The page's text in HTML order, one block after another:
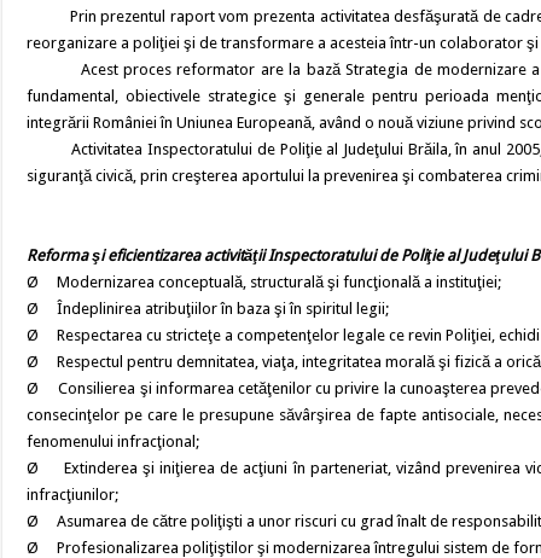
Prin prezentul raport vom prezenta activitatea desfăşurată de
reorganizare a poliţiei şi de transformare a acesteia într-un colaborator
Acest proces reformator are la bază Strategia de modernizare a
fundamental, obiectivele strategice şi generale pentru perioada
integrării României în Uniunea Europeană, având o nouă viziune privind
Activitatea Inspectoratului de Poliţie al Judeţului Brăila, în anul
siguranţă civică, prin creşterea aportului la prevenirea şi combaterea
Reforma şi eficientizarea activităţii Inspectoratului de Poliţie al Judeţului
Ø Modernizarea conceptuală, structurală şi funcţională a instituţiei;
Ø Îndeplinirea atribuţiilor în baza şi în spiritul legii;
Ø Respectarea cu stricteţe a competenţelor legale ce revin Poliţiei,
Ø Respectul pentru demnitatea, viaţa, integritatea morală şi fizică a
Ø Consilierea şi informarea cetăţenilor cu privire la cunoaşterea
consecinţelor pe care le presupune săvârşirea de fapte antisociale,
fenomenului infracţional;
Ø Extinderea şi iniţierea de acţiuni în parteneriat, vizând prevenirea
infracţiunilor;
Ø Asumarea de către poliţişti a unor riscuri cu grad înalt de
Ø Profesionalizarea poliţiştilor şi modernizarea întregului sistem de